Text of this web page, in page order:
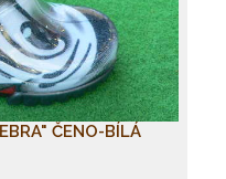
ČENO-BÍLÁ